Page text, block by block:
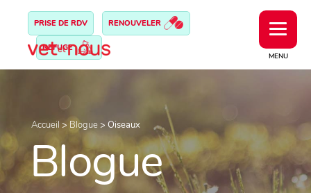
MENU
PRISE DE RDV RENOUVELER
REFUGE
Accueil > Blogue> Oiseaux
Blogue